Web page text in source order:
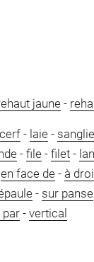
jaune-
cerf- laie-
- file- filet-
en face de- à
- sur panse
par- vertical